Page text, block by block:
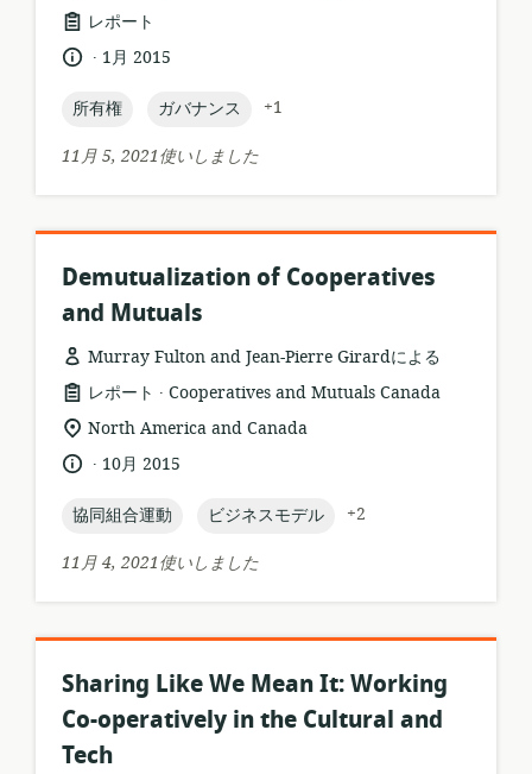
リ
ス
フ
ォ
ー
マ
レポート
言
.
公
日:
1月 2015
topic:
所有権 topic:
ガバナンス
+1
11月 5, 2021使いしました
Demutualization of Cooperatives
and Mutuals
Murray Fulton and Jean-Pierre Girardによる
リ
ソ
ー
ス
ォ
マ
レポート .
公
者:
Cooperatives and Mutuals Canada
関
る
ロ
ケ
ー
シ
North America and Canada
言
.
公
日:
10月 2015
topic:
協同組合運動 topic:
ビジネスモデル
+2
11月 4, 2021使いしました
Sharing Like We Mean It: Working
Co-operatively in the Cultural and
Tech